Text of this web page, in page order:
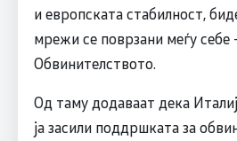
и европската стабилност,
мрежи се поврзани меѓу себе
Обвинителството.
Од таму додаваат дека
ја засили поддршката за